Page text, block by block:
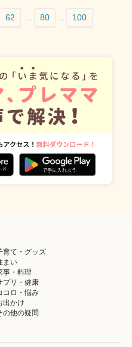
62 80 100
育て・グッズ
まい
事・料理
プリ・健康
コロ・悩み
出かけ
の他の疑問